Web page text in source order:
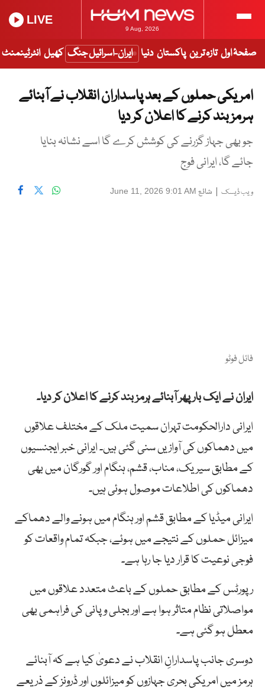
9 Aug, 2026
LIVE
صفحۂ اول تازہ ترین پاکستان دنیا ایران-اسرائیل جنگ کھیل انٹرٹینمنٹ
امریکی حملوں کے بعد پاسداران انقلاب نے آبنائے
ہرمز بند کرنے کا اعلان کر دیا
جو بھی جہاز گزرنے کی کوشش کرے گا اسے نشانہ بنایا
جائے گا، ایرانی فوج
ویب ڈیسک | شائع June 11, 2026 9:01 AM
فائل فوٹو
ایران نے ایک بار پھر آبنائے ہرمز بند کرنے کا اعلان کر دیا۔
ایرانی دارالحکومت تہران سمیت ملک کے مختلف علاقوں
میں دھماکوں کی آوازیں سنی گئی ہیں۔ ایرانی خبر ایجنسیوں
کے مطابق سیریک، مناب، قشم، ہنگام اور گورگان میں بھی
دھماکوں کی اطلاعات موصول ہوئی ہیں۔
ایرانی میڈیا کے مطابق قشم اور ہنگام میں ہونے والے دھماکے
میزائل حملوں کے نتیجے میں ہوئے، جبکہ تمام واقعات کو
فوجی نوعیت کا قرار دیا جا رہا ہے۔
رپورٹس کے مطابق حملوں کے باعث متعدد علاقوں میں
مواصلاتی نظام متاثر ہوا ہے اور بجلی و پانی کی فراہمی بھی
معطل ہو گئی ہے۔
دوسری جانب پاسدارانِ انقلاب نے دعویٰ کیا ہے کہ آبنائے
ہرمز میں امریکی بحری جہازوں کو میزائلوں اور ڈرونز کے ذریعے